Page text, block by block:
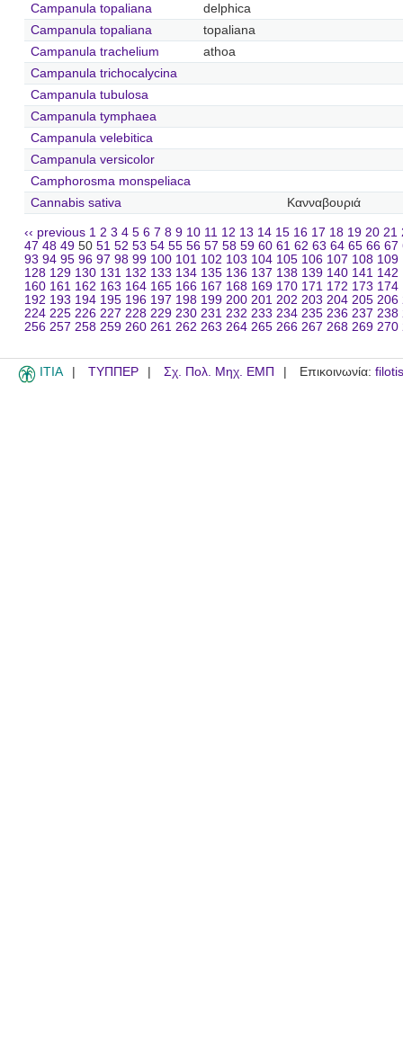
Campanula topaliana
delphica
Campanula topaliana
topaliana
Campanula trachelium
athoa
Campanula trichocalycina
Campanula tubulosa
Campanula tymphaea
Campanula velebitica
Campanula versicolor
Camphorosma monspeliaca
Cannabis sativa
Κανναβουριά
‹‹ previous 1 2 3 4 5 6 7 8 9 10 11 12 13 14 15 16 17 18 19 20 21
47 48 49 50 51 52 53 54 55 56 57 58 59 60 61 62 63 64 65 66 67
93 94 95 96 97 98 99 100 101 102 103 104 105 106 107 108 109
128 129 130 131 132 133 134 135 136 137 138 139 140 141 142
160 161 162 163 164 165 166 167 168 169 170 171 172 173 174
192 193 194 195 196 197 198 199 200 201 202 203 204 205 206
224 225 226 227 228 229 230 231 232 233 234 235 236 237 238
256 257 258 259 260 261 262 263 264 265 266 267 268 269 270
ITIA ΤΥΠΠΕΡ Σχ. Πολ. Μηχ. ΕΜΠ Επικοινωνία: